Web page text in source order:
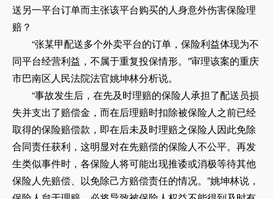
送另一平台订单而主张该平台购买的人身意外伤害保险理
赔？
“张某甲配送多个外卖平台的订单，保险利益体现为不
同平台经营利益，不属于重复投保情形。”审理该案的重庆
市巴南区人民法院法官姚坤林分析说。
“事故发生后，在先及时理赔的保险人承担了配送员损
失并支出了赔偿金，而在后理赔时扣除被保险人之前已经
取得的保险赔偿款，即在后未及时理赔之保险人因此免除
合同责任获利，这明显对在先赔偿的保险人不公平。再发
生类似事件时，各保险人将可能出现推诿或消极等待其他
保险人先赔偿、以免除己方赔偿责任的情况。”姚坤林说，